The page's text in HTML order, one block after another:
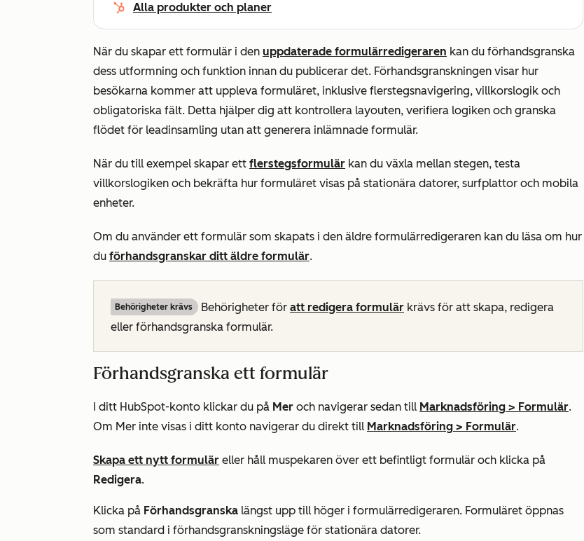
Alla produkter och planer
När du skapar ett formulär i den uppdaterade formulärredigeraren kan du förhandsgranska
dess utformning och funktion innan du publicerar det. Förhandsgranskningen visar hur
besökarna kommer att uppleva formuläret, inklusive flerstegsnavigering, villkorslogik och
obligatoriska fält. Detta hjälper dig att kontrollera layouten, verifiera logiken och granska
flödet för leadinsamling utan att generera inlämnade formulär.
När du till exempel skapar ett flerstegsformulär kan du växla mellan stegen, testa
villkorslogiken och bekräfta hur formuläret visas på stationära datorer, surfplattor och mobila
enheter.
Om du använder ett formulär som skapats i den äldre formulärredigeraren kan du läsa om hur
du förhandsgranskar ditt äldre formulär.
Behörigheter krävs Behörigheter för att redigera formulär krävs för att skapa, redigera
eller förhandsgranska formulär.
Förhandsgranska ett formulär
I ditt HubSpot-konto klickar du på Mer och navigerar sedan till Marknadsföring > Formulär.
Om Mer inte visas i ditt konto navigerar du direkt till Marknadsföring > Formulär.
Skapa ett nytt formulär eller håll muspekaren över ett befintligt formulär och klicka på
Redigera.
Klicka på Förhandsgranska längst upp till höger i formulärredigeraren. Formuläret öppnas
som standard i förhandsgranskningsläge för stationära datorer.